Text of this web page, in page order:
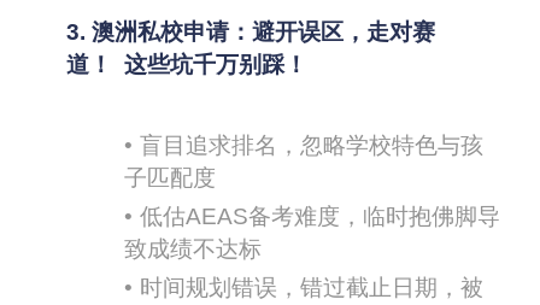
3. 澳洲私校申请：避开误区，走对赛
道！
这些坑千万别踩！
• 盲目追求排名，忽略学校特色与孩
子匹配度
• 低估AEAS备考难度，临时抱佛脚导
致成绩不达标
• 时间规划错误，错过截止日期，被